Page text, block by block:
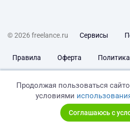
© 2026 freelance.ru Сервисы
Правила Оферта
Продолжая пользоваться
условиями
Соглашаюсь с